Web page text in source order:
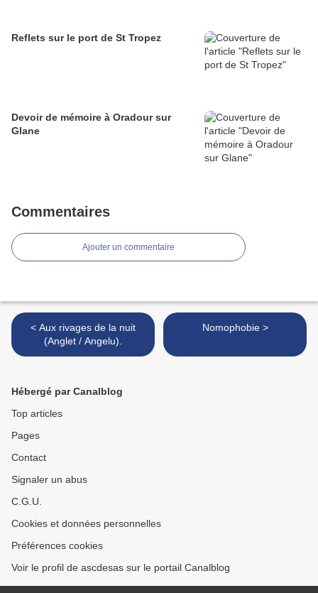
Reflets sur le port de St Tropez
Devoir de mémoire à Oradour sur
Glane
Commentaires
Ajouter un commentaire
< Aux rivages de la nuit
(Anglet / Angelu).
Nomophobie >
Hébergé par Canalblog
Top articles
Pages
Contact
Signaler un abus
C.G.U.
Cookies et données personnelles
Préférences cookies
Voir le profil de ascdesas sur le portail Canalblog